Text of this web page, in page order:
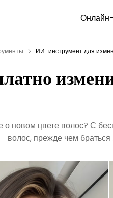
ИИ-инструмент для
новом цвете волос? С
волос, прежде чем